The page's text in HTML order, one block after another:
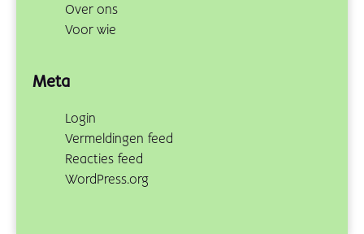
Over ons
Voor wie
Meta
Login
Vermeldingen feed
Reacties feed
WordPress.org